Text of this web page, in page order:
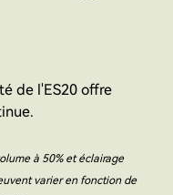
de l'ES20 offre
à 50% et éclairage
varier en fonction de